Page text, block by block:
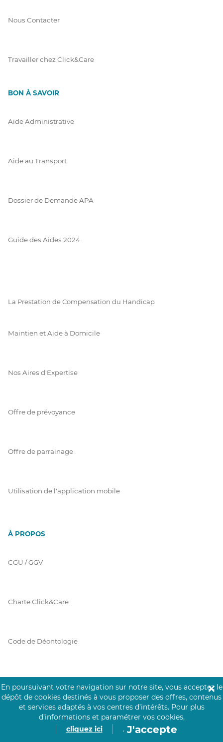
Nous Contacter
Travailler chez Click&Care
BON À SAVOIR
Aide Administrative
Aide au Transport
Dossier de Demande APA
Guide des Aides 2024
La Prestation de Compensation du Handicap
Maintien et Aide à Domicile
Nos Aires d'Expertise
Offre de prévoyance
Offre de parrainage
Utilisation de l'application mobile
À PROPOS
CGU / GGV
Charte Click&Care
Code de Déontologie
Prérequis Click&Care
En poursuivant votre navigation sur notre site, vous acceptez le
dépôt de cookies destinés à vous proposer des offres, contenus
et services adaptés à vos centres d’intérêts. Pour plus
d’informations et paramétrer vos cookies,
cliquez ici
. J'accepte
✕